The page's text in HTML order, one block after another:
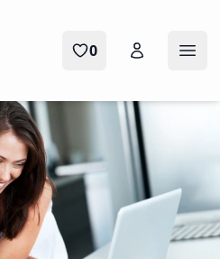
0